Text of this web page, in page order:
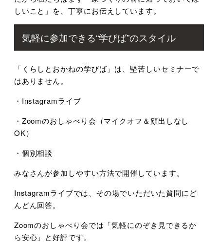
しいこと」を、丁寧にお伝えしています。
気軽に参加できる“学びば”のスタイル
「くらしとおかねの学びば」は、堅苦しいセミナーで
はありません。
・Instagramライブ
・Zoomのおしゃべり会（マイクオフ＆顔出しなし
OK）
・個別相談
みなさんが参加しやすい方法で開催しています。
Instagramライブでは、その場でいただいた質問にど
んどん回答。
Zoomのおしゃべり会では「気軽にのぞき見できるか
ら安心」と好評です。